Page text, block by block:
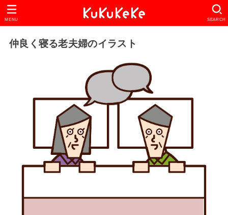
SEARCH
MENU
仲良く寝る老夫婦のイラスト